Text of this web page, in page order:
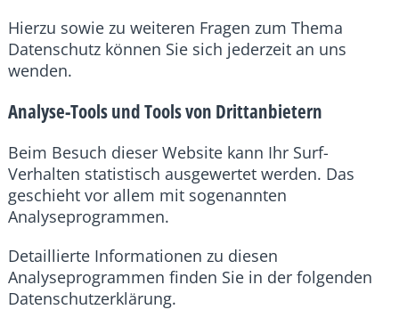
Hierzu sowie zu weiteren Fragen zum Thema
Datenschutz können Sie sich jederzeit an uns
wenden.
Analyse-Tools und Tools von Dritt­anbietern
Beim Besuch dieser Website kann Ihr Surf-
Verhalten statistisch ausgewertet werden. Das
geschieht vor allem mit sogenannten
Analyseprogrammen.
Detaillierte Informationen zu diesen
Analyseprogrammen finden Sie in der folgenden
Datenschutzerklärung.